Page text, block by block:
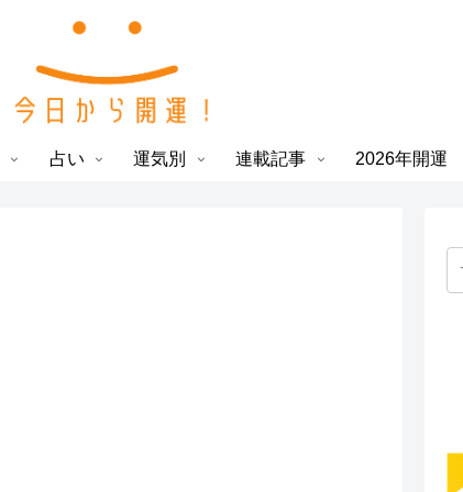
占い 運気別 連載記事 2026年開運